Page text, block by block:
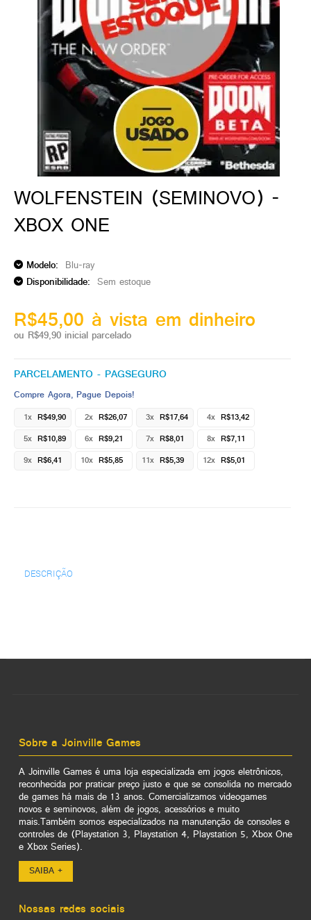
gamer)
WOLFENSTEIN (SEMINOVO) -
XBOX ONE
Modelo: Blu-ray
Disponibilidade: Sem estoque
R$45,00 à vista em dinheiro
ou R$49,90 inicial parcelado
PARCELAMENTO - PAGSEGURO
Compre Agora, Pague Depois!
1x R$49,90 2x R$26,07 3x R$17,64 4x R$13,42
5x R$10,89 6x R$9,21 7x R$8,01 8x R$7,11
9x R$6,41 10x R$5,85 11x R$5,39 12x R$5,01
DESCRIÇÃO
Sobre a Joinville Games
A Joinville Games é uma loja especializada em jogos eletrônicos,
reconhecida por praticar preço justo e que se consolida no mercado
de games há mais de 13 anos. Comercializamos videogames
novos e seminovos, além de jogos, acessórios e muito
mais.Também somos especializados na manutenção de consoles e
controles de (Playstation 3, Playstation 4, Playstation 5, Xbox One
e Xbox Series).
SAIBA +
Nossas redes sociais